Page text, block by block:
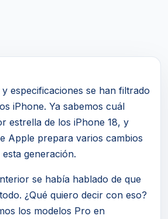
especificaciones se han filtrado
iPhone. Ya sabemos cuál
estrella de los iPhone 18, y
Apple prepara varios cambios
generación.
se había hablado de que
¿Qué quiero decir con eso?
los modelos Pro en